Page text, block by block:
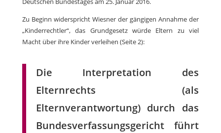
Zu Beginn widerspricht Wiesner der gängigen Annahme der
„Kinderrechtler“, das Grundgesetz würde Eltern zu viel
Macht über ihre Kinder verleihen (Seite 2):
Die Interpretation des
Elternrechts (als
Elternverantwortung) durch das
Bundesverfassungsgericht führt